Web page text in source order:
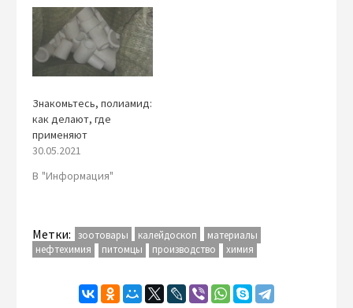
Знакомьтесь, полиамид:
как делают, где
применяют
30.05.2021
В "Информация"
Метки: зоотовары калейдоскоп
материалы
нефтехимия
питомцы производство химия